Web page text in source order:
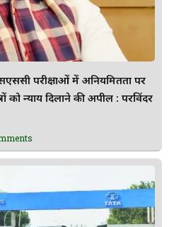
परीक्षाओं में अनियमितता पर
को न्याय दिलाने की अपील : परविंदर